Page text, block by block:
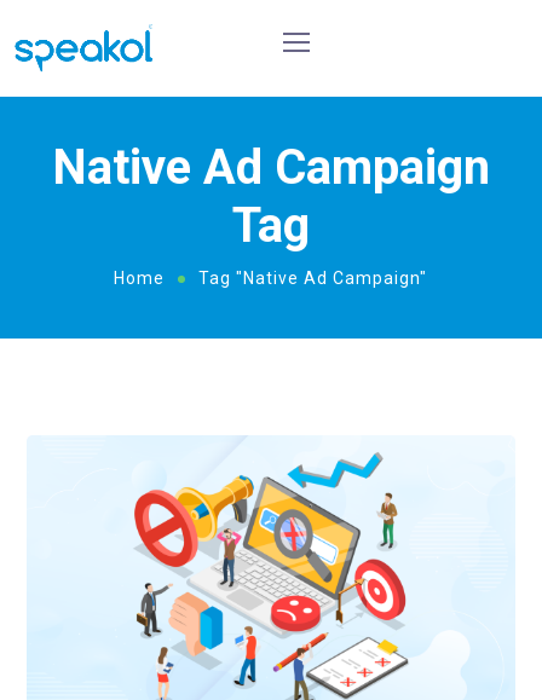
Native Ad Campaign
Tag
Home Tag "Native Ad Campaign"